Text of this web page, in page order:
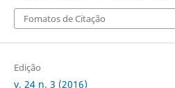
Fomatos de Citação
Edição
v. 24 n. 3 (2016)